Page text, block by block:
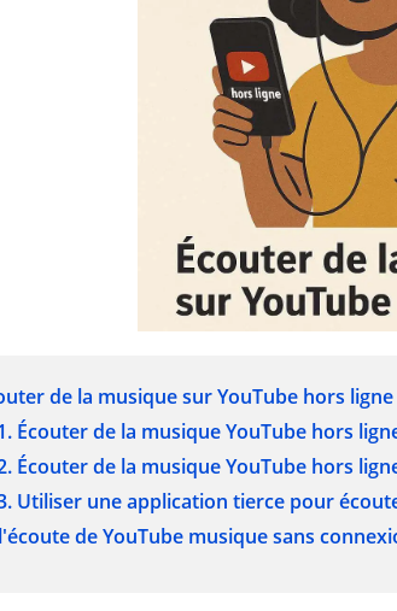
de la musique sur YouTube hors ligne
Écouter de la musique YouTube hors
Écouter de la musique YouTube hors
Utiliser une application tierce pour
de YouTube musique sans